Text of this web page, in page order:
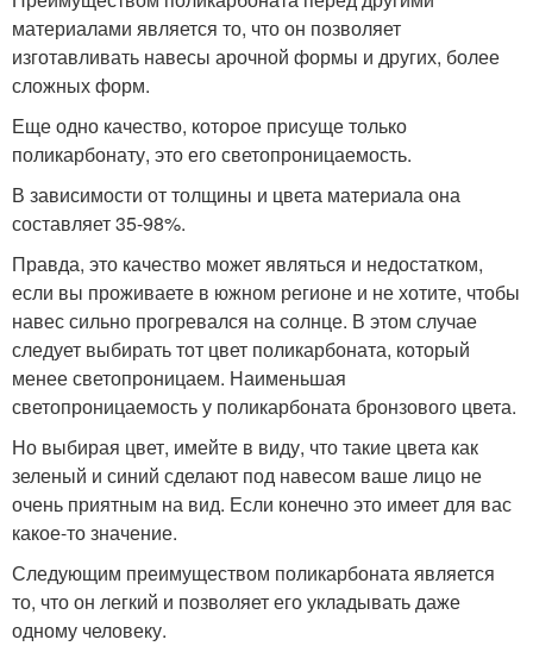
материалами является то, что он позволяет
изготавливать навесы арочной формы и других, более
сложных форм.
Еще одно качество, которое присуще только
поликарбонату, это его светопроницаемость.
В зависимости от толщины и цвета материала она
составляет 35-98%.
Правда, это качество может являться и недостатком,
если вы проживаете в южном регионе и не хотите, чтобы
навес сильно прогревался на солнце. В этом случае
следует выбирать тот цвет поликарбоната, который
менее светопроницаем. Наименьшая
светопроницаемость у поликарбоната бронзового цвета.
Но выбирая цвет, имейте в виду, что такие цвета как
зеленый и синий сделают под навесом ваше лицо не
очень приятным на вид. Если конечно это имеет для вас
какое-то значение.
Следующим преимуществом поликарбоната является
то, что он легкий и позволяет его укладывать даже
одному человеку.